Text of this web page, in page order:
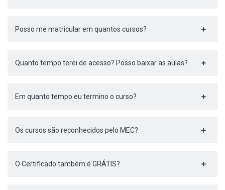
Posso me matricular em quantos cursos?
Quanto tempo terei de acesso? Posso baixar as aulas?
Em quanto tempo eu termino o curso?
Os cursos são reconhecidos pelo MEC?
O Certificado também é GRÁTIS?